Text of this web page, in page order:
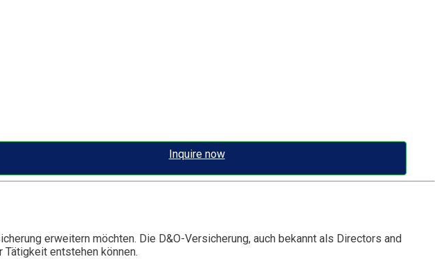
Inquire now
erweitern möchten. Die D&O-Versicherung, auch bekannt als Directors and
entstehen können.